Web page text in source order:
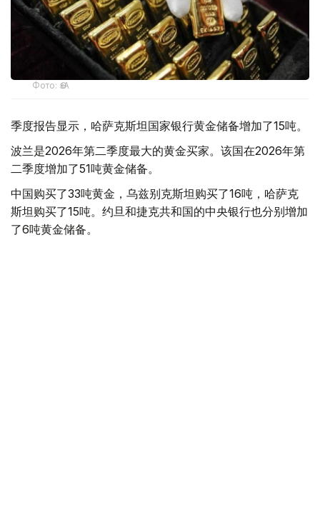
Фото: ӨзА
季度报告显示，哈萨克斯坦国家银行黄金储备增加了15吨。
波兰是2026年第二季度最大的黄金买家。该国在2026年第
二季度增加了51吨黄金储备。
中国购买了33吨黄金，乌兹别克斯坦购买了16吨，哈萨克
斯坦购买了15吨。约旦和捷克共和国的中央银行也分别增加
了6吨黄金储备。